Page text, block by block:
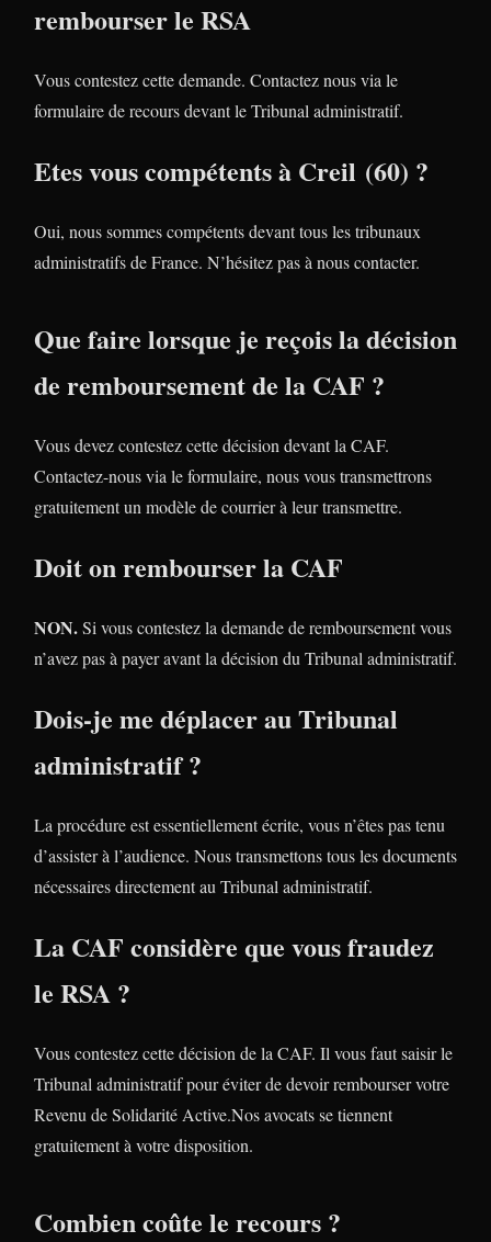
rembourser le RSA
Vous contestez cette demande. Contactez nous via le
formulaire de recours devant le Tribunal administratif.
Etes vous compétents à Creil (60) ?
Oui, nous sommes compétents devant tous les tribunaux
administratifs de France. N’hésitez pas à nous contacter.
Que faire lorsque je reçois la décision
de remboursement de la CAF ?
Vous devez contestez cette décision devant la CAF.
Contactez-nous via le formulaire, nous vous transmettrons
gratuitement un modèle de courrier à leur transmettre.
Doit on rembourser la CAF
NON.Si vous contestez la demande de remboursement vous
n’avez pas à payer avant la décision du Tribunal administratif.
Dois-je me déplacer au Tribunal
administratif ?
La procédure est essentiellement écrite, vous n’êtes pas tenu
d’assister à l’audience. Nous transmettons tous les documents
nécessaires directement au Tribunal administratif.
La CAF considère que vous fraudez
le RSA ?
Vous contestez cette décision de la CAF. Il vous faut saisir le
Tribunal administratif pour éviter de devoir rembourser votre
Revenu de Solidarité Active.Nos avocats se tiennent
gratuitement à votre disposition.
Combien coûte le recours ?